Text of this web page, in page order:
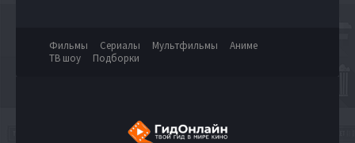
Фильмы Сериалы Мультфильмы
Аниме
ТВ шоу
Подборки